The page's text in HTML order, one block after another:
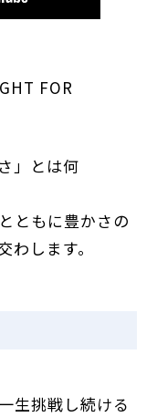
FOR
」とは何
ともに豊かさの
します。
生挑戦し続ける